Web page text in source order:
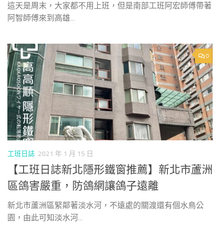
這天是周末，大家都不用上班，但是南部工班阿宏師傅帶著
阿智師傅來到高雄...
0
工班日誌 2021 年 1 月 15 日
【工班日誌新北隱形鐵窗推薦】新北市蘆洲
區鴿害嚴重，防鴿網讓鴿子遠離
新北市蘆洲區緊鄰著淡水河，不遠處的關渡還有個水鳥公
園，由此可知淡水河...